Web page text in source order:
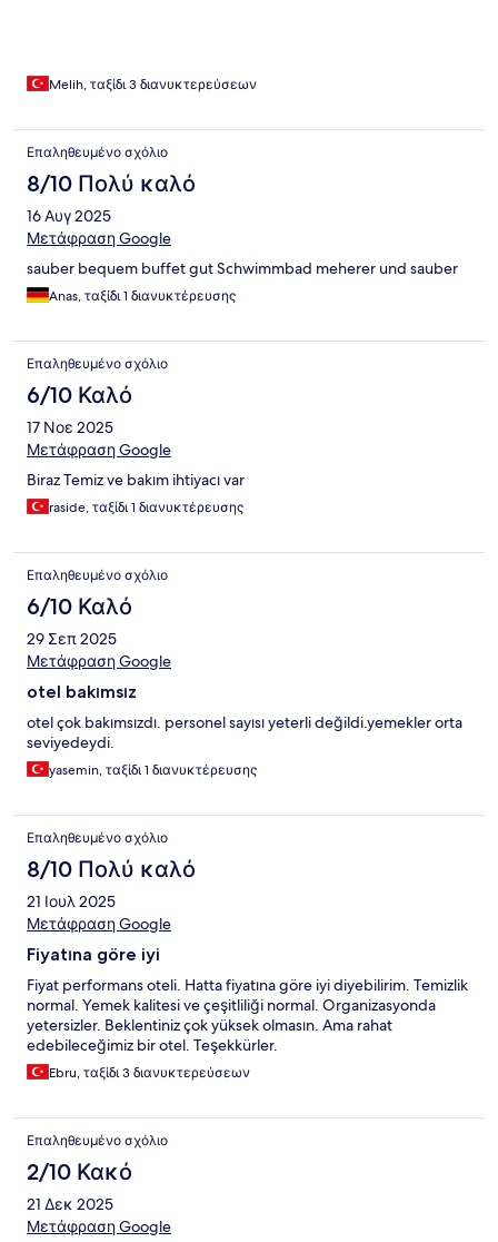
Melih, ταξίδι 3 διανυκτερεύσεων
Επαληθευμένο σχόλιο
8/10 Πολύ καλό
16 Αυγ 2025
Μετάφραση Google
sauber bequem buffet gut Schwimmbad meherer und sauber
Anas, ταξίδι 1 διανυκτέρευσης
Επαληθευμένο σχόλιο
6/10 Καλό
17 Νοε 2025
Μετάφραση Google
Biraz Temiz ve bakım ihtiyacı var
raside, ταξίδι 1 διανυκτέρευσης
Επαληθευμένο σχόλιο
6/10 Καλό
29 Σεπ 2025
Μετάφραση Google
otel bakımsız
otel çok bakımsızdı. personel sayısı yeterli değildi.yemekler orta
seviyedeydi.
yasemin, ταξίδι 1 διανυκτέρευσης
Επαληθευμένο σχόλιο
8/10 Πολύ καλό
21 Ιουλ 2025
Μετάφραση Google
Fiyatına göre iyi
Fiyat performans oteli. Hatta fiyatına göre iyi diyebilirim. Temizlik
normal. Yemek kalitesi ve çeşitliliği normal. Organizasyonda
yetersizler. Beklentiniz çok yüksek olmasın. Ama rahat
edebileceğimiz bir otel. Teşekkürler.
Ebru, ταξίδι 3 διανυκτερεύσεων
Επαληθευμένο σχόλιο
2/10 Κακό
21 Δεκ 2025
Μετάφραση Google